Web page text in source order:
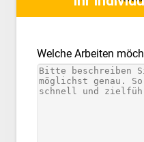
Welche Arbeiten